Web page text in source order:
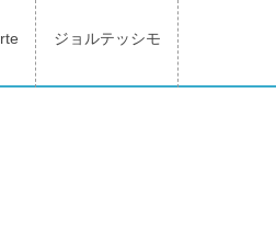
ジョルテッシモ